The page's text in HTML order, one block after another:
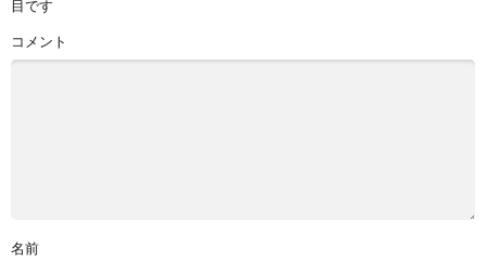
目です
コメント
名前